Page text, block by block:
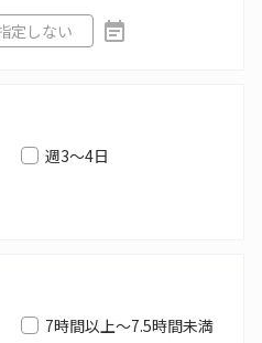
週3～4日
7時間以上～7.5時間未満